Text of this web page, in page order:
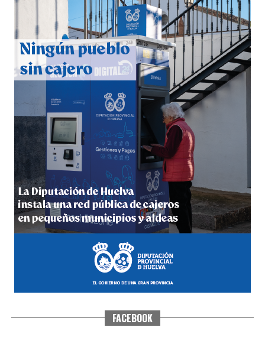
QUINTA CORRIDA DE LAS FIESTAS COLOMBINAS
2026
hace 1 semana ·Huelvatv
5º DÍA DE LAS FIESTAS COLOMBINAS 2026
hace 1 semana·Huelvatv
CUARTA CORRIDA DE LAS FIESTAS COLOMBINAS
FACEBOOK